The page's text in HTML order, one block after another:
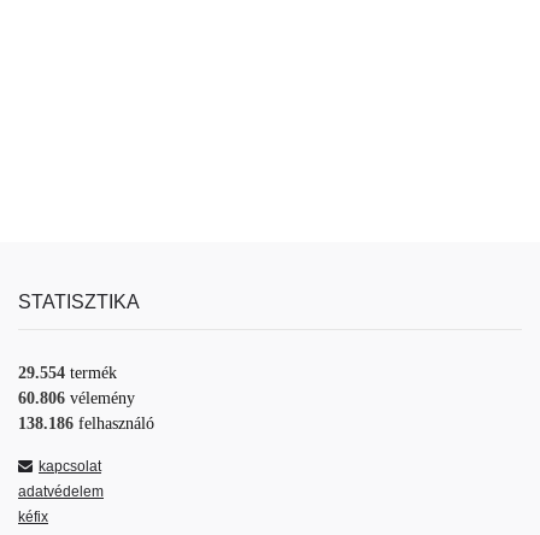
STATISZTIKA
29.554 termék
60.806 vélemény
138.186 felhasználó
kapcsolat
adatvédelem
kéfix